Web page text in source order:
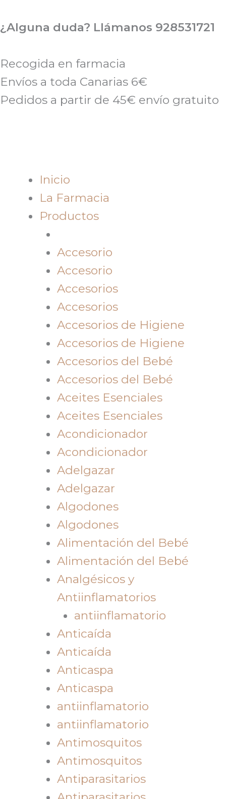
al
¿Alguna duda? Llámanos 928531721
Recogida en farmacia
Envíos a toda Canarias 6€
Pedidos a partir de 45€ envío gratuito
Inicio
La Farmacia
Productos
Accesorio
Accesorio
Accesorios
Accesorios
Accesorios de Higiene
Accesorios de Higiene
Accesorios del Bebé
Accesorios del Bebé
Aceites Esenciales
Aceites Esenciales
Acondicionador
Acondicionador
Adelgazar
Adelgazar
Algodones
Algodones
Alimentación del Bebé
Alimentación del Bebé
Analgésicos y
Antiinflamatorios
antiinflamatorio
Anticaída
Anticaída
Anticaspa
Anticaspa
antiinflamatorio
antiinflamatorio
Antimosquitos
Antimosquitos
Antiparasitarios